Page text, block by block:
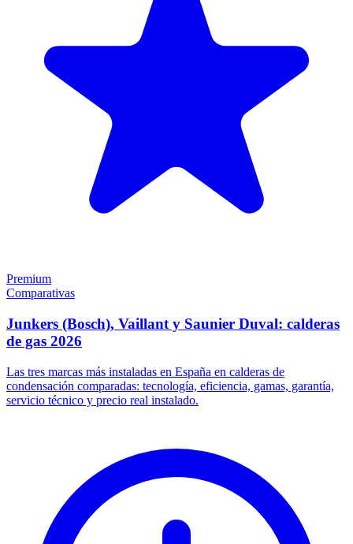
Premium
Comparativas
Junkers (Bosch), Vaillant y Saunier Duval: calderas
de gas 2026
Las tres marcas más instaladas en España en calderas de
condensación comparadas: tecnología, eficiencia, gamas, garantía,
servicio técnico y precio real instalado.